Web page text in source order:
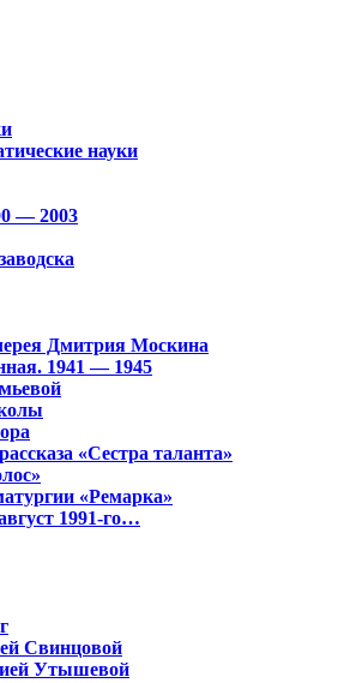
науки
— 2003
Дмитрия Москина
1941 — 1945
«Сестра таланта»
«Ремарка»
1991-го…
Свинцовой
Утышевой